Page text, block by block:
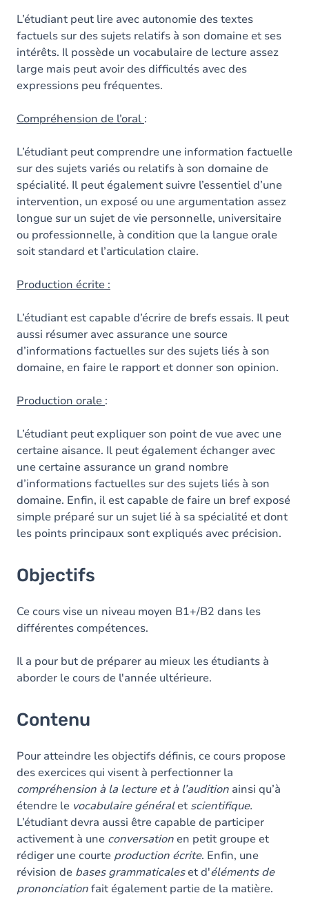
Table des matières
L’étudiant peut lire avec autonomie des textes
factuels sur des sujets relatifs à son domaine et ses
intérêts. Il possède un vocabulaire de lecture assez
large mais peut avoir des difficultés avec des
expressions peu fréquentes.
Compréhension de l’oral :
L’étudiant peut comprendre une information factuelle
sur des sujets variés ou relatifs à son domaine de
spécialité. Il peut également suivre l’essentiel d’une
intervention, un exposé ou une argumentation assez
longue sur un sujet de vie personnelle, universitaire
ou professionnelle, à condition que la langue orale
soit standard et l’articulation claire.
Production écrite :
L’étudiant est capable d’écrire de brefs essais. Il peut
aussi résumer avec assurance une source
d’informations factuelles sur des sujets liés à son
domaine, en faire le rapport et donner son opinion.
Production orale :
L’étudiant peut expliquer son point de vue avec une
certaine aisance. Il peut également échanger avec
une certaine assurance un grand nombre
d’informations factuelles sur des sujets liés à son
domaine. Enfin, il est capable de faire un bref exposé
simple préparé sur un sujet lié à sa spécialité et dont
les points principaux sont expliqués avec précision.
Objectifs
Ce cours vise un niveau moyen B1+/B2 dans les
différentes compétences.
Il a pour but de préparer au mieux les étudiants à
aborder le cours de l'année ultérieure.
Contenu
Pour atteindre les objectifs définis, ce cours propose
des exercices qui visent à perfectionner la
compréhension à la lecture et à l’audition ainsi qu’à
étendre le vocabulaire généralet scientifique.
L’étudiant devra aussi être capable de participer
activement à une conversation en petit groupe et
rédiger une courte production écrite. Enfin, une
révision de bases grammaticaleset d'éléments de
prononciationfait également partie de la matière.